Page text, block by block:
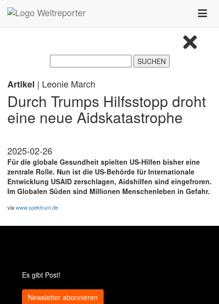
Zum Inhalt springen
Toggle
Artikel | Leonie March
Durch Trumps Hilfsstopp droht
eine neue Aidskatastrophe
2025-02-26
Für die globale Gesundheit spielten US-Hilfen bisher eine
zentrale Rolle. Nun ist die US-Behörde für Internationale
Entwicklung USAID zerschlagen, Aidshilfen sind eingefroren.
Im Globalen Süden sind Millionen Menschenleben in Gefahr.
viawww.spektrum.de
Es gibt Post!
Newsletter abonnieren